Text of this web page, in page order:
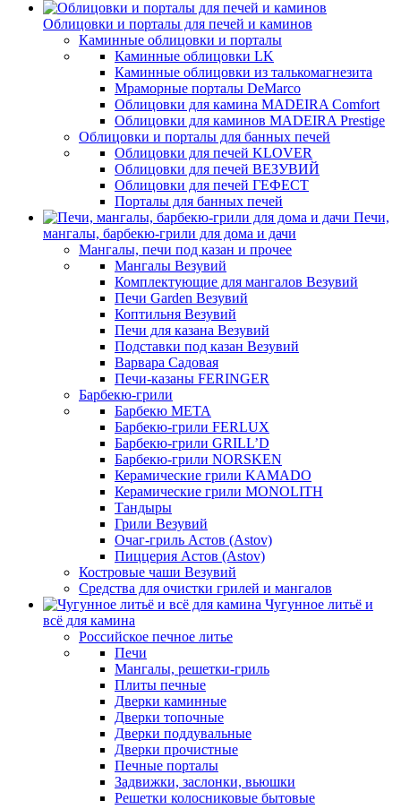
Облицовки и порталы для печей и каминов
Каминные облицовки и порталы
Каминные облицовки LK
Каминные облицовки из талькомагнезита
Мраморные порталы DeMarco
Облицовки для камина MADEIRA Comfort
Облицовки для каминов MADEIRA Prestige
Облицовки и порталы для банных печей
Облицовки для печей KLOVER
Облицовки для печей ВЕЗУВИЙ
Облицовки для печей ГЕФЕСТ
Порталы для банных печей
Печи,
мангалы, барбекю-грили для дома и дачи
Мангалы, печи под казан и прочее
Мангалы Везувий
Комплектующие для мангалов Везувий
Печи Garden Везувий
Коптильня Везувий
Печи для казана Везувий
Подставки под казан Везувий
Варвара Садовая
Печи-казаны FERINGER
Барбекю-грили
Барбекю МЕТА
Барбекю-грили FERLUX
Барбекю-грили GRILL’D
Барбекю-грили NORSKEN
Керамические грили KAMADO
Керамические грили MONOLITH
Тандыры
Грили Везувий
Очаг-гриль Астов (Astov)
Пиццерия Астов (Astov)
Костровые чаши Везувий
Средства для очистки грилей и мангалов
Чугунное литьё и
всё для камина
Российское печное литье
Печи
Мангалы, решетки-гриль
Плиты печные
Дверки каминные
Дверки топочные
Дверки поддувальные
Дверки прочистные
Печные порталы
Задвижки, заслонки, вьюшки
Решетки колосниковые бытовые